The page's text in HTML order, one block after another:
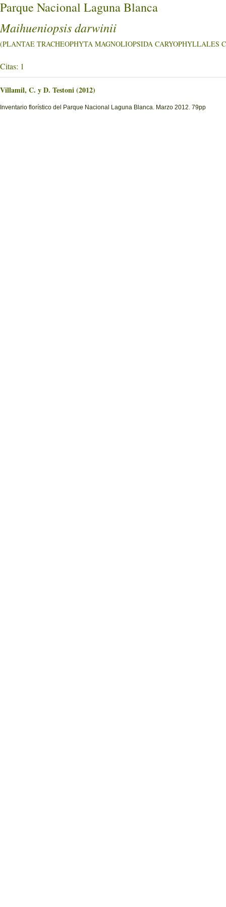
Parque Nacional Laguna Blanca
Maihueniopsis darwinii
(PLANTAE TRACHEOPHYTA MAGNOLIOPSIDA CARYOPHYLLALES
Citas: 1
Villamil, C. y D. Testoni (2012)
Inventario florístico del Parque Nacional Laguna Blanca. Marzo 2012. 79pp